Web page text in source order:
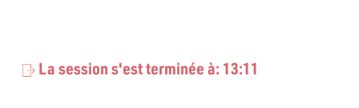
La session s'est terminée à: 13:11